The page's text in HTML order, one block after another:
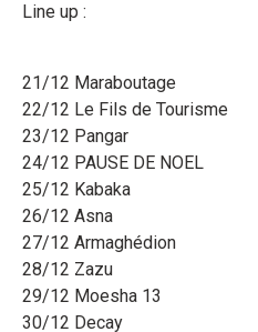
Line up :
21/12 Maraboutage
22/12 Le Fils de Tourisme
23/12 Pangar
24/12 PAUSE DE NOEL
25/12 Kabaka
26/12 Asna
27/12 Armaghédion
28/12 Zazu
29/12 Moesha 13
30/12 Decay